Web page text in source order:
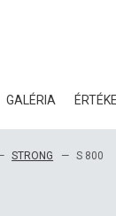
GALÉRIA
STRONG S 800